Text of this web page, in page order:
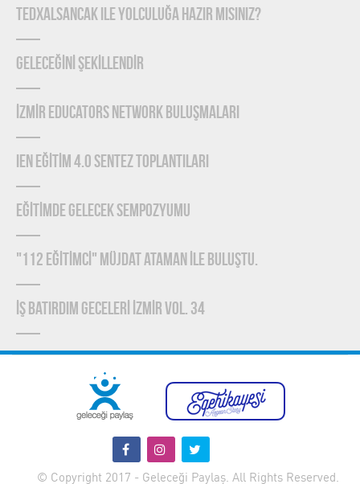
TEDxAlsancak ile Yolculuğa Hazır mısınız?
GELECEĞİNİ ŞEKİLLENDİR
İZMİR EDUCATORS NETWORK BULUŞMALARI
IEN EĞİTİM 4.0 SENTEZ TOPLANTILARI
EĞİTİMDE GELECEK SEMPOZYUMU
"112 EĞİTİMCİ" MÜJDAT ATAMAN İLE BULUŞTU.
İŞ BATIRDIM GECELERİ İZMİR VOL. 34
© Copyright 2017 - Geleceği Paylaş. All Rights Reserved.